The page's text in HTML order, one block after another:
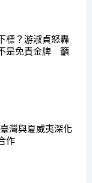
標？游淑貞怒轟
是免責金牌 籲
灣與夏威夷深化
作